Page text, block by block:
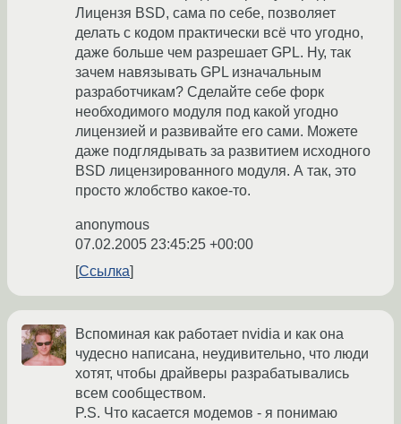
Лицензя BSD, сама по себе, позволяет
делать с кодом практически всё что угодно,
даже больше чем разрешает GPL. Ну, так
зачем навязывать GPL изначальным
разработчикам? Сделайте себе форк
необходимого модуля под какой угодно
лицензией и развивайте его сами. Можете
даже подглядывать за развитием исходного
BSD лицензированного модуля. А так, это
просто жлобство какое-то.
anonymous
07.02.2005 23:45:25 +00:00
Ссылка
Вспоминая как работает nvidia и как она
чудесно написана, неудивительно, что люди
хотят, чтобы драйверы разрабатывались
всем сообществом.
P.S. Что касается модемов - я понимаю